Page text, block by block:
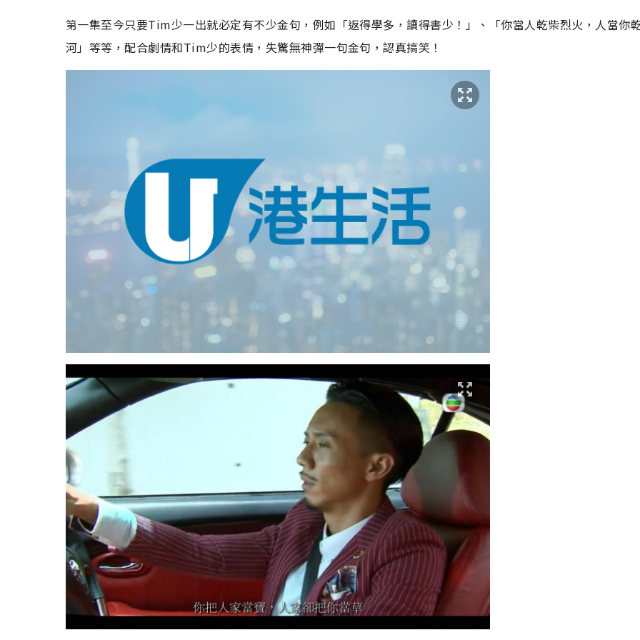
第一集至今只要Tim少一出就必定有不少金句，例如「返得學多，讀得書少！」、「你當人乾柴烈火，人當你
河」等等，配合劇情和Tim少的表情，失驚無神彈一句金句，認真搞笑！